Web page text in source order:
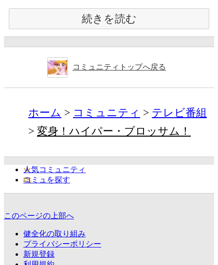
続きを読む
コミュニティトップへ戻る
ホーム コミュニティ
テレビ番組
変身！ハイパー・ブロッサム！
人気コミュニティ
コミュを探す
このページの上部へ
健全化の取り組み
プライバシーポリシー
新規登録